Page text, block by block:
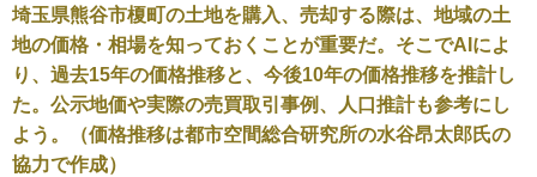
埼玉県熊谷市榎町の土地を購入、売却する際は、地域の土
地の価格・相場を知っておくことが重要だ。そこでAIによ
り、過去15年の価格推移と、今後10年の価格推移を推計し
た。公示地価や実際の売買取引事例、人口推計も参考にし
よう。（価格推移は都市空間総合研究所の水谷昂太郎氏の
協力で作成）